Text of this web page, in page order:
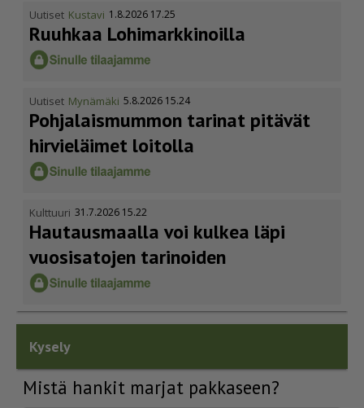
Uutiset Kustavi 1.8.2026 17.25
Ruuhkaa Lohimark­ki­noilla
Uutiset Mynämäki 5.8.2026 15.24
Pohja­lais­mummon tarinat pitävät
hirvieläimet loitolla
Kulttuuri 31.7.2026 15.22
Hautausmaalla voi kulkea läpi
vuosisatojen tarinoiden
Kysely
Mistä hankit marjat pakkaseen?